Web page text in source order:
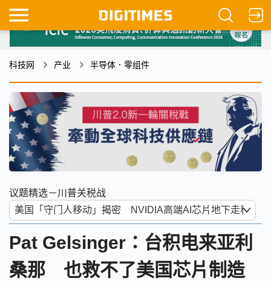
科技网 产业 半导体．零组件
议题精选－川普关税战
Pat Gelsinger：台积电来亚利
桑那 也救不了美国芯片制造